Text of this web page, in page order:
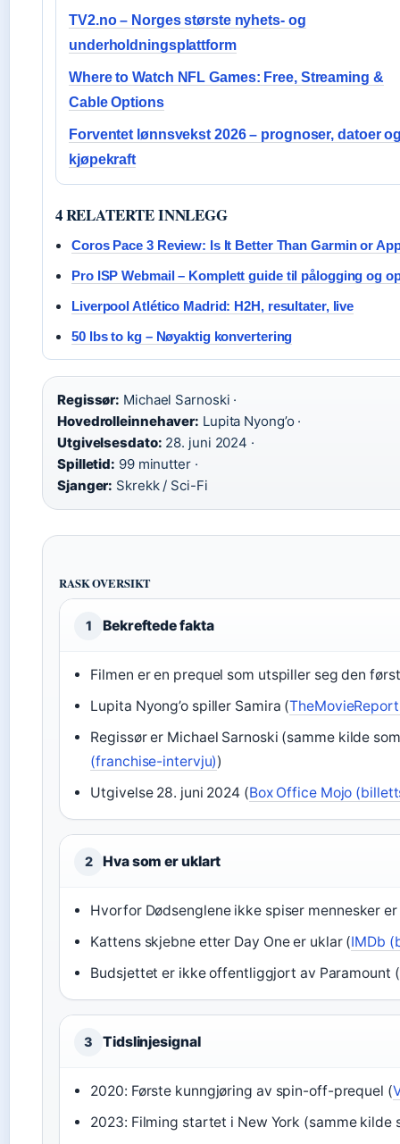
TV2.no – Norges største nyhets- og
underholdningsplattform
Where to Watch NFL Games: Free, Streaming &
Cable Options
Forventet lønnsvekst 2026 – prognoser, datoer
kjøpekraft
4 RELATERTE INNLEGG
Coros Pace 3 Review: Is It Better Than Garmin or
Pro ISP Webmail – Komplett guide til pålogging og
Liverpool Atlético Madrid: H2H, resultater, live
50 lbs to kg – Nøyaktig konvertering
Regissør: Michael Sarnoski ·
Hovedrolleinnehaver: Lupita Nyong’o ·
Utgivelsesdato: 28. juni 2024 ·
Spilletid: 99 minutter ·
Sjanger: Skrekk / Sci-Fi
RASK OVERSIKT
1 Bekreftede fakta
Filmen er en prequel som utspiller seg den
Lupita Nyong’o spiller Samira (
Regissør er Michael Sarnoski (samme kilde
(franchise-intervju))
Utgivelse 28. juni 2024 (Box Office Mojo
2 Hva som er uklart
Hvorfor Dødsenglene ikke spiser mennesker
Kattens skjebne etter Day One er uklar (IMDb
Budsjettet er ikke offentliggjort av Paramount (
3 Tidslinjesignal
2020: Første kunngjøring av spin-off-prequel (
2023: Filming startet i New York (samme kilde